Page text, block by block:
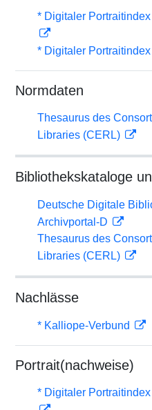
* Digitaler
* Digitaler Portraitindex
Normdaten
Thesaurus des
Libraries (CERL)
Bibliothekskataloge
Deutsche Digitale
Archivportal-D
Thesaurus des
Libraries (CERL)
Nachlässe
* Kalliope-Verbund
Portrait(nachweise)
* Digitaler